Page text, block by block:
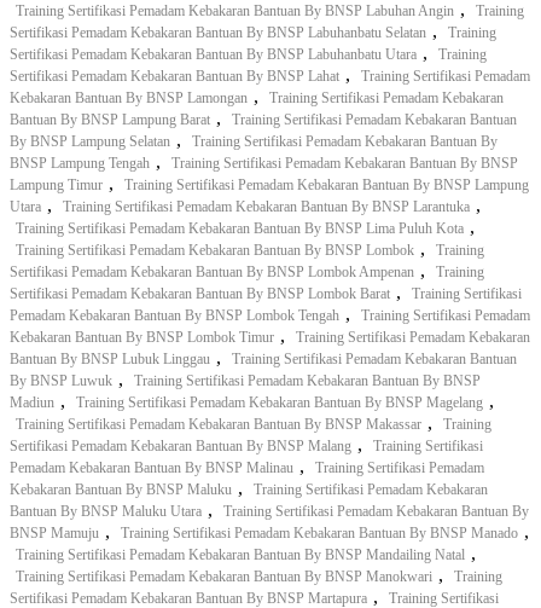
Training Sertifikasi Pemadam Kebakaran Bantuan By BNSP Labuhan Angin ,
Training
Sertifikasi Pemadam Kebakaran Bantuan By BNSP Labuhanbatu Selatan ,
Training
Sertifikasi Pemadam Kebakaran Bantuan By BNSP Labuhanbatu Utara ,
Training
Sertifikasi Pemadam Kebakaran Bantuan By BNSP Lahat ,
Training Sertifikasi Pemadam
Kebakaran Bantuan By BNSP Lamongan ,
Training Sertifikasi Pemadam Kebakaran
Bantuan By BNSP Lampung Barat ,
Training Sertifikasi Pemadam Kebakaran Bantuan
By BNSP Lampung Selatan ,
Training Sertifikasi Pemadam Kebakaran Bantuan By
BNSP Lampung Tengah ,
Training Sertifikasi Pemadam Kebakaran Bantuan By BNSP
Lampung Timur ,
Training Sertifikasi Pemadam Kebakaran Bantuan By BNSP Lampung
Utara , Training Sertifikasi Pemadam Kebakaran Bantuan By BNSP Larantuka ,
Training Sertifikasi Pemadam Kebakaran Bantuan By BNSP Lima Puluh Kota ,
Training Sertifikasi Pemadam Kebakaran Bantuan By BNSP Lombok ,
Training
Sertifikasi Pemadam Kebakaran Bantuan By BNSP Lombok Ampenan ,
Training
Sertifikasi Pemadam Kebakaran Bantuan By BNSP Lombok Barat ,
Training Sertifikasi
Pemadam Kebakaran Bantuan By BNSP Lombok Tengah ,
Training Sertifikasi Pemadam
Kebakaran Bantuan By BNSP Lombok Timur ,
Training Sertifikasi Pemadam Kebakaran
Bantuan By BNSP Lubuk Linggau ,
Training Sertifikasi Pemadam Kebakaran Bantuan
By BNSP Luwuk ,
Training Sertifikasi Pemadam Kebakaran Bantuan By BNSP
Madiun , Training Sertifikasi Pemadam Kebakaran Bantuan By BNSP Magelang ,
Training Sertifikasi Pemadam Kebakaran Bantuan By BNSP Makassar ,
Training
Sertifikasi Pemadam Kebakaran Bantuan By BNSP Malang ,
Training Sertifikasi
Pemadam Kebakaran Bantuan By BNSP Malinau ,
Training Sertifikasi Pemadam
Kebakaran Bantuan By BNSP Maluku ,
Training Sertifikasi Pemadam Kebakaran
Bantuan By BNSP Maluku Utara ,
Training Sertifikasi Pemadam Kebakaran Bantuan By
BNSP Mamuju , Training Sertifikasi Pemadam Kebakaran Bantuan By BNSP Manado ,
Training Sertifikasi Pemadam Kebakaran Bantuan By BNSP Mandailing Natal ,
Training Sertifikasi Pemadam Kebakaran Bantuan By BNSP Manokwari ,
Training
Sertifikasi Pemadam Kebakaran Bantuan By BNSP Martapura ,
Training Sertifikasi